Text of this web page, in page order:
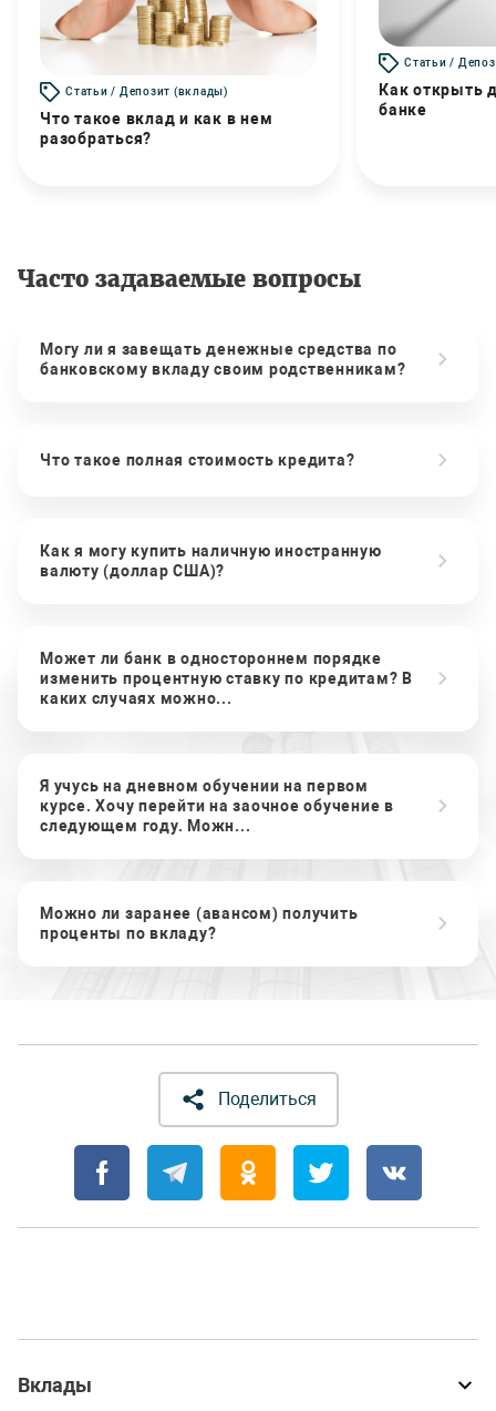
Статьи / Депозит (вклады)
Что такое вклад и как в нем
разобраться?
Статьи /
Как открыть
банке
Часто задаваемые вопросы
Могу ли я завещать денежные средства по
банковскому вкладу своим родственникам?
Что такое полная стоимость кредита?
Как я могу купить наличную иностранную
валюту (доллар США)?
Может ли банк в одностороннем порядке
изменить процентную ставку по кредитам? В
каких случаях можно...
Я учусь на дневном обучении на первом
курсе. Хочу перейти на заочное обучение в
следующем году. Можн...
Можно ли заранее (авансом) получить
проценты по вкладу?
Поделиться
Вклады